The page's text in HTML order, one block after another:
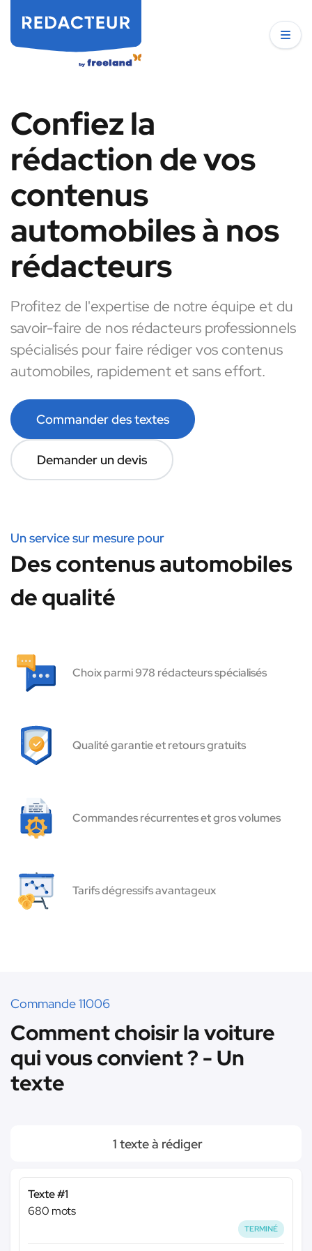
Confiez la
rédaction de vos
contenus
automobiles à nos
rédacteurs
Profitez de l'expertise de notre équipe et du
savoir-faire de nos rédacteurs professionnels
spécialisés pour faire rédiger vos contenus
automobiles, rapidement et sans effort.
Commander des textes
Demander un devis
Un service sur mesure pour
Des contenus automobiles
de qualité
Choix parmi 978 rédacteurs spécialisés
Qualité garantie et retours gratuits
Commandes récurrentes et gros volumes
Tarifs dégressifs avantageux
Commande 11006
Comment choisir la voiture
qui vous convient ? - Un
texte
1 texte à rédiger
Texte #1
680 mots
TERMINÉ